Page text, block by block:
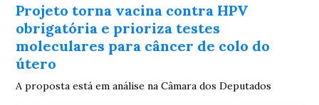
Projeto torna vacina contra HPV
obrigatória e prioriza testes
moleculares para câncer de colo do
útero
A proposta está em análise na Câmara dos Deputados